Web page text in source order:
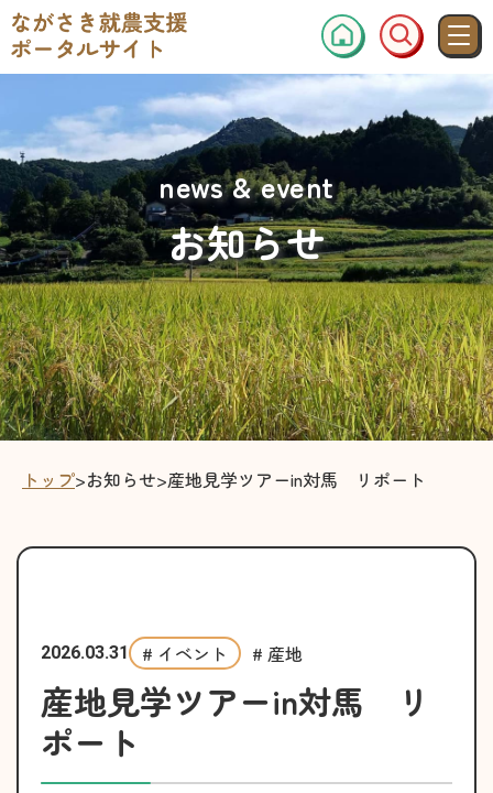
news & event
お知らせ
トップ>お知らせ>産地見学ツアーin対馬 リポート
2026.03.31 # イベント # 産地
産地見学ツアーin対馬 リ
ポート